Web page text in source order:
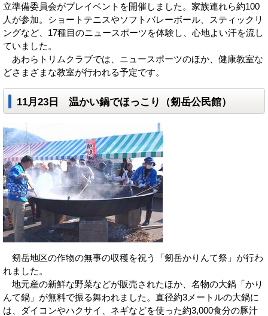
立準備委員会がプレイベントを開催しました。家族連れら約100
人が参加。ショートテニスやソフトバレーボール、スティックリ
ングなど、17種目のニュースポーツを体験し、心地よい汗を流し
ていました。
あわらトリムクラブでは、ニュースポーツのほか、健康教室な
どさまざまな教室が行われる予定です。
11月23日 温かい鍋でほっこり（剱岳公民館）
剱岳地区の作物の無事の収穫を祝う「剱岳かりんて祭」が行わ
れました。
地元産の新鮮な野菜などが販売されたほか、名物の大鍋「かり
んて鍋」が無料で振る舞われました。直径約3メートルの大鍋に
は、ダイコンやハクサイ、ネギなどを使った約3,000食分の豚汁